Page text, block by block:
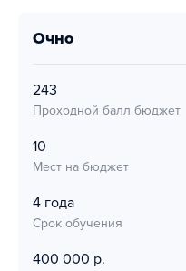
очно
243
Проходной балл бюджет
10
Мест на бюджет
4 года
Срок обучения
400 000 р.